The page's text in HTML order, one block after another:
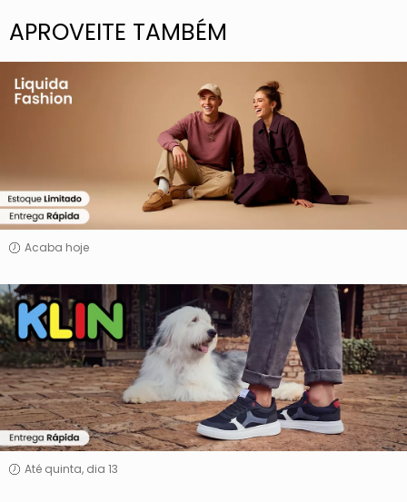
APROVEITE TAMBÉM
Liquida
Fashion
Acaba hoje
Klin
Até quinta, dia 13